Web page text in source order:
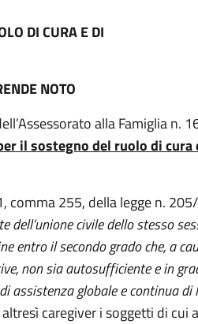
DI CURA E DI
NOTO
alla Famiglia n.
il sostegno del ruolo di cura
comma 255, della legge n.
dell’unione civile dello stesso
entro il secondo grado che, a
non sia autosufficiente e in
assistenza globale e continua
caregiver i soggetti di cui